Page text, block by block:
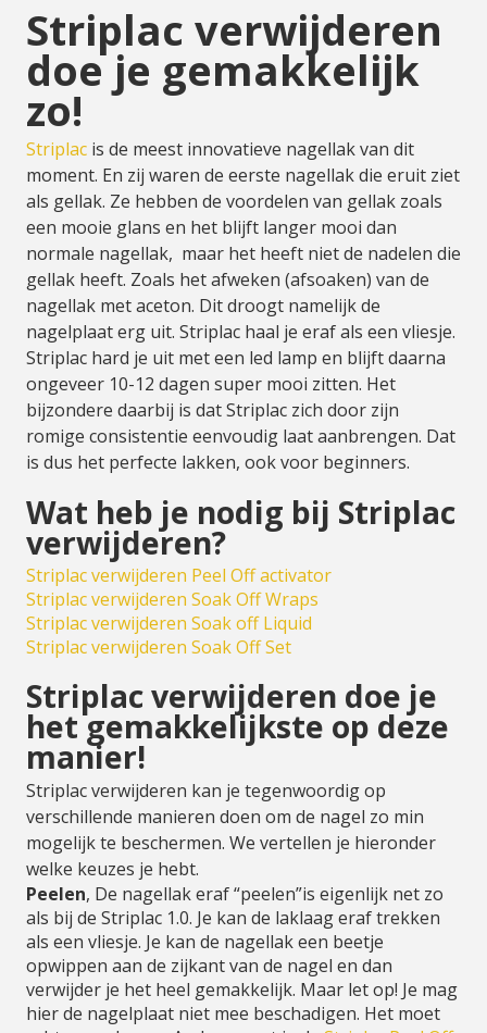
Striplac verwijderen
doe je gemakkelijk
zo!
Striplac is de meest innovatieve nagellak van dit
moment. En zij waren de eerste nagellak die eruit ziet
als gellak. Ze hebben de voordelen van gellak zoals
een mooie glans en het blijft langer mooi dan
normale nagellak, maar het heeft niet de nadelen die
gellak heeft. Zoals het afweken (afsoaken) van de
nagellak met aceton. Dit droogt namelijk de
nagelplaat erg uit. Striplac haal je eraf als een vliesje.
Striplac hard je uit met een led lamp en blijft daarna
ongeveer 10-12 dagen super mooi zitten. Het
bijzondere daarbij is dat Striplac zich door zijn
romige consistentie eenvoudig laat aanbrengen. Dat
is dus het perfecte lakken, ook voor beginners.
Wat heb je nodig bij Striplac
verwijderen?
Striplac verwijderen Peel Off activator
Striplac verwijderen Soak Off Wraps
Striplac verwijderen Soak off Liquid
Striplac verwijderen Soak Off Set
Striplac verwijderen doe je
het gemakkelijkste op deze
manier!
Striplac verwijderen kan je tegenwoordig op
verschillende manieren doen om de nagel zo min
mogelijk te beschermen. We vertellen je hieronder
welke keuzes je hebt.
Peelen, De nagellak eraf “peelen”is eigenlijk net zo
als bij de Striplac 1.0. Je kan de laklaag eraf trekken
als een vliesje. Je kan de nagellak een beetje
opwippen aan de zijkant van de nagel en dan
verwijder je het heel gemakkelijk. Maar let op! Je mag
hier de nagelplaat niet mee beschadigen. Het moet